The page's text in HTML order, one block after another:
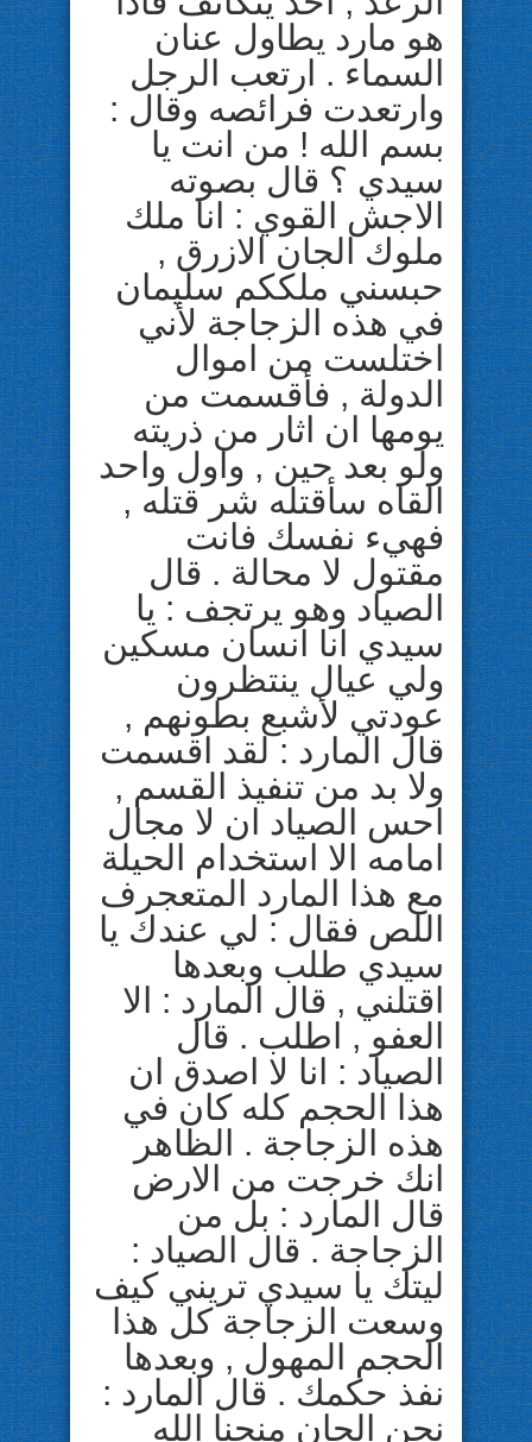
هو مارد يطاول عنان
السماء . ارتعب الرجل
وارتعدت فرائصه وقال :
بسم الله ! من انت يا
سيدي ؟ قال بصوته
الاجش القوي : انا ملك
ملوك الجان الازرق ,
حبسني ملككم سليمان
في هذه الزجاجة لأني
اختلست من اموال
الدولة , فأقسمت من
يومها ان اثار من ذريته
ولو بعد حين , واول واحد
القاه سأقتله شر قتله ,
فهيء نفسك فانت
مقتول لا محالة . قال
الصياد وهو يرتجف : يا
سيدي انا انسان مسكين
ولي عيال ينتظرون
عودتي لأشبع بطونهم ,
قال المارد : لقد اقسمت
ولا بد من تنفيذ القسم ,
احس الصياد ان لا مجال
امامه الا استخدام الحيلة
مع هذا المارد المتعجرف
اللص فقال : لي عندك يا
سيدي طلب وبعدها
اقتلني , قال المارد : الا
العفو , اطلب . قال
الصياد : انا لا اصدق ان
هذا الحجم كله كان في
هذه الزجاجة . الظاهر
انك خرجت من الارض
قال المارد : بل من
الزجاجة . قال الصياد :
ليتك يا سيدي تريني كيف
وسعت الزجاجة كل هذا
الحجم المهول , وبعدها
نفذ حكمك . قال المارد :
نحن الجان منحنا الله